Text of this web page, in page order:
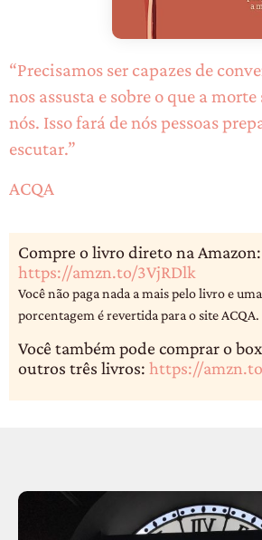
“Precisamos ser capazes de
nos assusta e sobre o que a
nós. Isso fará de nós pessoas
escutar.”
ACQA
Compre o livro direto na Amazon:
https://amzn.to/3VjRDlk
Você não paga nada a mais pelo livro e
porcentagem é revertida para o site ACQA.
Você também pode comprar o
outros três livros: https://